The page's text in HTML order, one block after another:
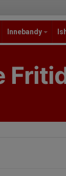
Innebandy